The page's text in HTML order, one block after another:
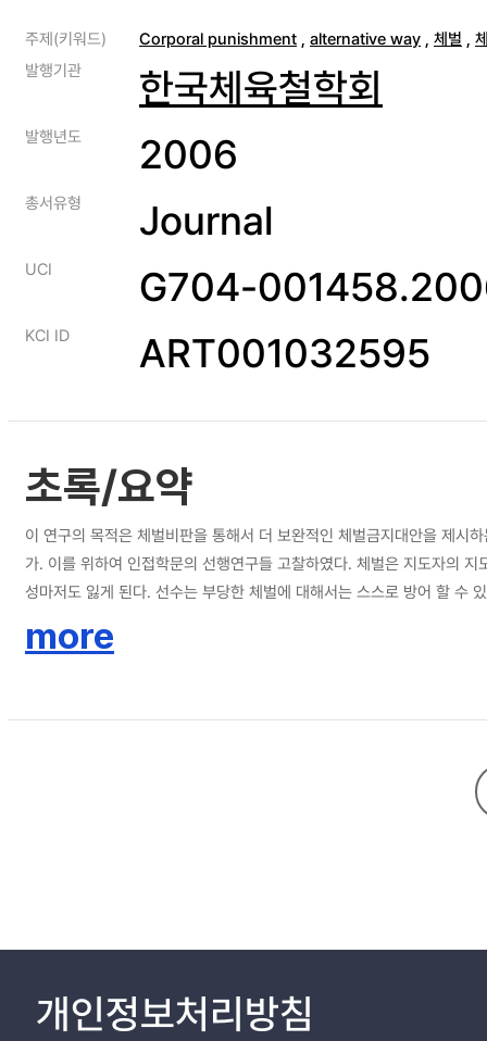
주제(키워드) Corporal punishment , alternative way , 체벌 ,
발행기관
한국체육철학회
발행년도 2006
총서유형 Journal
UCI G704-
KCI ID ART001032595
초록/요약
이 연구의 목적은 체벌비판을 통해서 더 보완적인 체벌금지대안을 제시
가. 이를 위하여 인접학문의 선행연구들 고찰하였다. 체벌은 지도자의
성마저도 잃게 된다. 선수는 부당한 체벌에 대해서는 스스로 방어 할 수
more
개인정보처리방침